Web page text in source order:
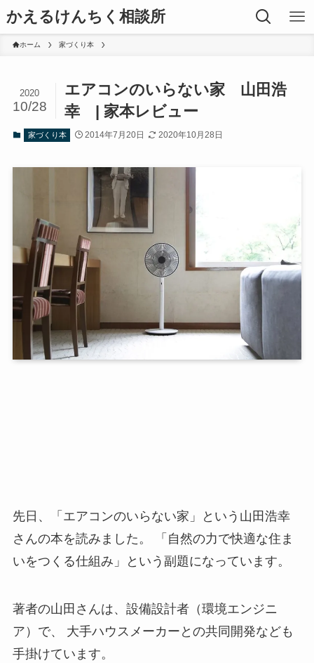
かえるけんちく相談所
ホーム 家づくり本
エアコンのいらない家 山田浩
幸 | 家本レビュー
2020
10/28
家づくり本 2014年7月20日 2020年10月28日
先日、「エアコンのいらない家」という山田浩幸
さんの本を読みました。 「自然の力で快適な住ま
いをつくる仕組み」という副題になっています。
著者の山田さんは、設備設計者（環境エンジニ
ア）で、 大手ハウスメーカーとの共同開発なども
手掛けています。